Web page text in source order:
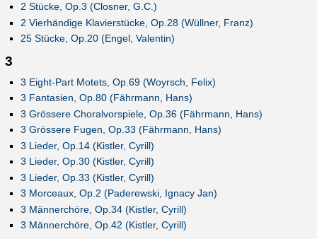
2 Stücke, Op.3 (Closner, G.C.)
2 Vierhändige Klavierstücke, Op.28 (Wüllner, Franz)
25 Stücke, Op.20 (Engel, Valentin)
3
3 Eight-Part Motets, Op.69 (Woyrsch, Felix)
3 Fantasien, Op.80 (Fährmann, Hans)
3 Grössere Choralvorspiele, Op.36 (Fährmann, Hans)
3 Grössere Fugen, Op.33 (Fährmann, Hans)
3 Lieder, Op.14 (Kistler, Cyrill)
3 Lieder, Op.30 (Kistler, Cyrill)
3 Lieder, Op.33 (Kistler, Cyrill)
3 Morceaux, Op.2 (Paderewski, Ignacy Jan)
3 Männerchöre, Op.34 (Kistler, Cyrill)
3 Männerchöre, Op.42 (Kistler, Cyrill)